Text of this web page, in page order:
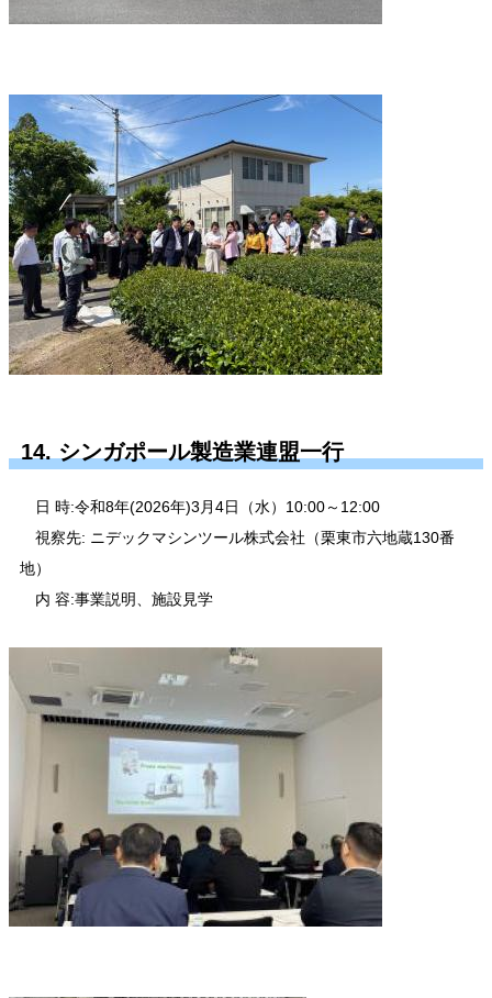
14. シンガポール製造業連盟一行
日 時:令和8年(2026年)3月4日（水）10:00～12:00
視察先: ニデックマシンツール株式会社（栗東市六地蔵130番
地）
内 容:事業説明、施設見学